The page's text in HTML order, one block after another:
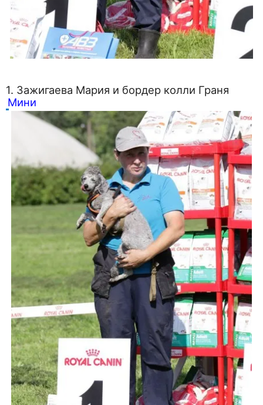
1. Зажигаева Мария и бордер колли Граня
Мини